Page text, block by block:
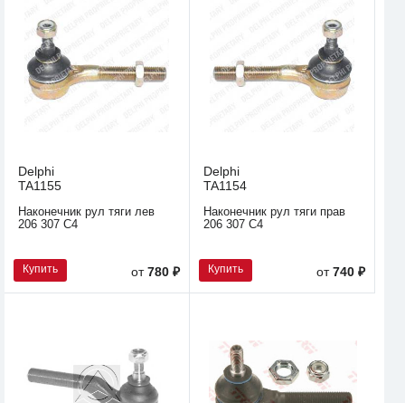
Delphi
TA1155
Наконечник рул тяги лев
206 307 C4
Купить от780 ₽
Delphi
TA1154
Наконечник рул тяги прав
206 307 C4
Купить от740 ₽